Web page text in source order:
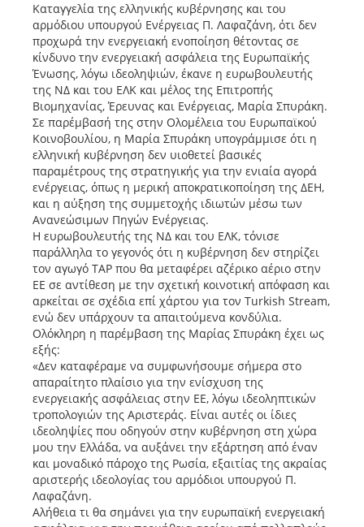
Καταγγελία της ελληνικής κυβέρνησης και του
αρμόδιου υπουργού Ενέργειας Π. Λαφαζάνη, ότι δεν
προχωρά την ενεργειακή ενοποίηση θέτοντας σε
κίνδυνο την ενεργειακή ασφάλεια της Ευρωπαϊκής
Ένωσης, λόγω ιδεοληψιών, έκανε η ευρωβουλευτής
της ΝΔ και του ΕΛΚ και μέλος της Επιτροπής
Βιομηχανίας, Έρευνας και Ενέργειας, Μαρία Σπυράκη.
Σε παρέμβασή της στην Ολομέλεια του Ευρωπαϊκού
Κοινοβουλίου, η Μαρία Σπυράκη υπογράμμισε ότι η
ελληνική κυβέρνηση δεν υιοθετεί βασικές
παραμέτρους της στρατηγικής για την ενιαία αγορά
ενέργειας, όπως η μερική αποκρατικοποίηση της ΔΕΗ,
και η αύξηση της συμμετοχής ιδιωτών μέσω των
Ανανεώσιμων Πηγών Ενέργειας.
Η ευρωβουλευτής της ΝΔ και του ΕΛΚ, τόνισε
παράλληλα το γεγονός ότι η κυβέρνηση δεν στηρίζει
τον αγωγό ΤΑΡ που θα μεταφέρει αζέρικο αέριο στην
ΕΕ σε αντίθεση με την σχετική κοινοτική απόφαση και
αρκείται σε σχέδια επί χάρτου για τον Turkish Stream,
ενώ δεν υπάρχουν τα απαιτούμενα κονδύλια.
Ολόκληρη η παρέμβαση της Μαρίας Σπυράκη έχει ως
εξής:
«Δεν καταφέραμε να συμφωνήσουμε σήμερα στο
απαραίτητο πλαίσιο για την ενίσχυση της
ενεργειακής ασφάλειας στην ΕΕ, λόγω ιδεοληπτικών
τροπολογιών της Aριστεράς. Είναι αυτές οι ίδιες
ιδεοληψίες που οδηγούν στην κυβέρνηση στη χώρα
μου την Ελλάδα, να αυξάνει την εξάρτηση από έναν
και μοναδικό πάροχο της Ρωσία, εξαιτίας της ακραίας
αριστερής ιδεολογίας του αρμόδιοι υπουργού Π.
Λαφαζάνη.
Αλήθεια τι θα σημάνει για την ευρωπαϊκή ενεργειακή